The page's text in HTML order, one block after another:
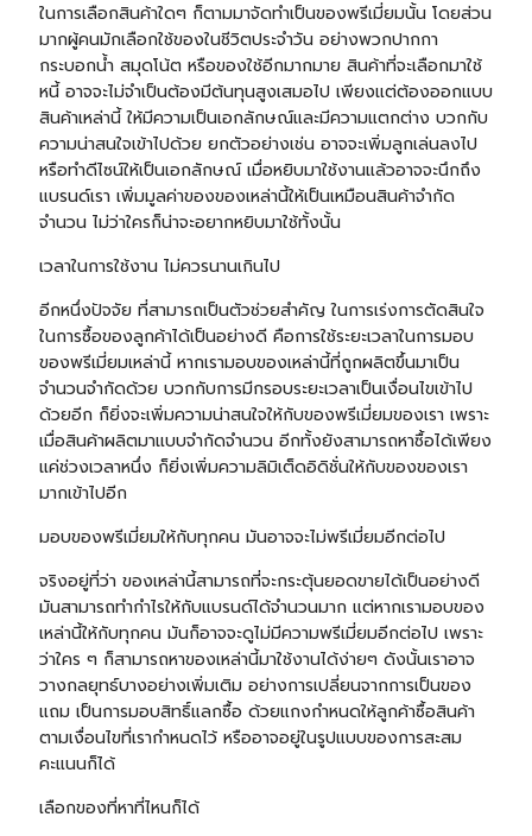
ในการเลือกสินค้าใดๆ ก็ตามมาจัดทำเป็นของพรีเมี่ยมนั้น โดยส่วน
มากผู้คนมักเลือกใช้ของในชีวิตประจำวัน อย่างพวกปากกา
กระบอกน้ำ สมุดโน้ตหรือของใช้อีกมากมาย สินค้าที่จะเลือกมาใช้
หนี้ อาจจะไม่จำเป็นต้องมีต้นทุนสูงเสมอไป เพียงแต่ต้องออกแบบ
สินค้าเหล่านี้ ให้มีความเป็นเอกลักษณ์และมีความแตกต่าง บวกกับ
ความน่าสนใจเข้าไปด้วย ยกตัวอย่างเช่น อาจจะเพิ่มลูกเล่นลงไป
หรือทำดีไซน์ให้เป็นเอกลักษณ์ เมื่อหยิบมาใช้งานแล้วอาจจะนึกถึง
แบรนด์เรา เพิ่มมูลค่าของของเหล่านี้ให้เป็นเหมือนสินค้าจำกัด
จำนวน ไม่ว่าใครก็น่าจะอยากหยิบมาใช้ทั้งนั้น
เวลาในการใช้งาน ไม่ควรนานเกินไป
อีกหนึ่งปัจจัย ที่สามารถเป็นตัวช่วยสำคัญ ในการเร่งการตัดสินใจ
ในการซื้อของลูกค้าได้เป็นอย่างดี คือการใช้ระยะเวลาในการมอบ
ของพรีเมี่ยมเหล่านี้ หากเรามอบของเหล่านี้ที่ถูกผลิตขึ้นมาเป็น
จำนวนจำกัดด้วย บวกกับการมีกรอบระยะเวลาเป็นเงื่อนไขเข้าไป
ด้วยอีก ก็ยิ่งจะเพิ่มความน่าสนใจให้กับของพรีเมี่ยมของเรา เพราะ
เมื่อสินค้าผลิตมาแบบจำกัดจำนวน อีกทั้งยังสามารถหาซื้อได้เพียง
แค่ช่วงเวลาหนึ่ง ก็ยิ่งเพิ่มความลิมิเต็ดอิดิชั่นให้กับของของเรา
มากเข้าไปอีก
มอบของพรีเมี่ยมให้กับทุกคน มันอาจจะไม่พรีเมี่ยมอีกต่อไป
จริงอยู่ที่ว่า ของเหล่านี้สามารถที่จะกระตุ้นยอดขายได้เป็นอย่างดี
มันสามารถทำกำไรให้กับแบรนด์ได้จำนวนมาก แต่หากเรามอบของ
เหล่านี้ให้กับทุกคน มันก็อาจจะดูไม่มีความพรีเมี่ยมอีกต่อไป เพราะ
ว่าใคร ๆ ก็สามารถหาของเหล่านี้มาใช้งานได้ง่ายๆ ดังนั้นเราอาจ
วางกลยุทธ์บางอย่างเพิ่มเติม อย่างการเปลี่ยนจากการเป็นของ
แถม เป็นการมอบสิทธิ์แลกซื้อ ด้วยแกงกำหนดให้ลูกค้าซื้อสินค้า
ตามเงื่อนไขที่เรากำหนดไว้ หรืออาจอยู่ในรูปแบบของการสะสม
คะแนนก็ได้
เลือกของที่หาที่ไหนก็ได้